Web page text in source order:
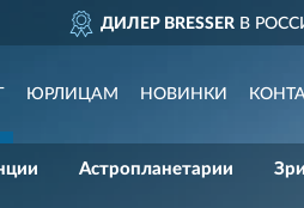
ДИЛЕР BRESSERВ
ЮРЛИЦАМ НОВИНКИ
Астропланетарии